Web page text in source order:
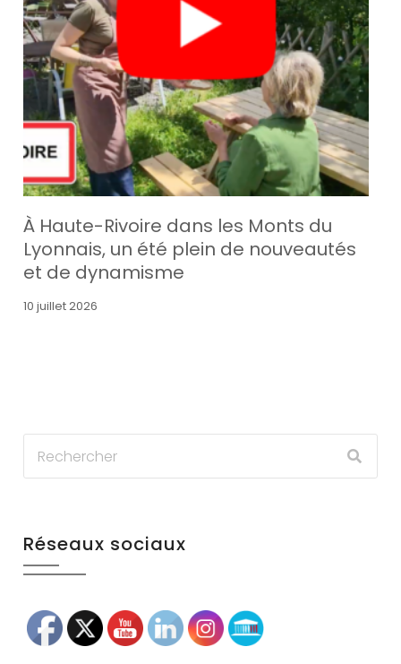
À Haute-Rivoire dans les Monts du
Lyonnais, un été plein de nouveautés
et de dynamisme
10 juillet 2026
Réseaux sociaux